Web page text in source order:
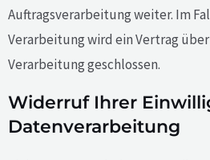
Auftragsverarbeitung weiter. Im
Verarbeitung wird ein Vertrag
Verarbeitung geschlossen.
Widerruf Ihrer
Datenverarbeitung